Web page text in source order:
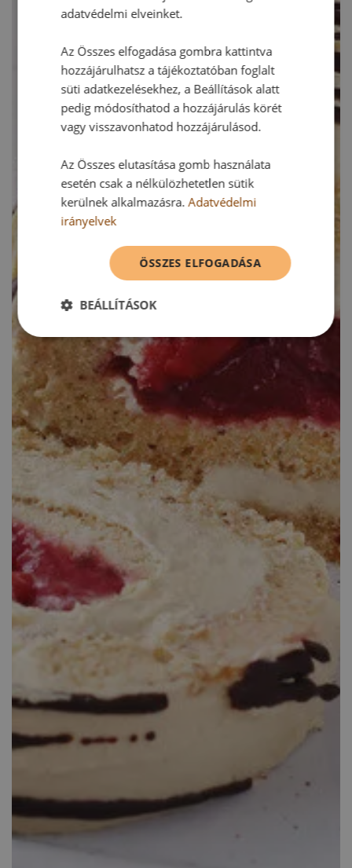
adatvédelmi elveinket.
Az Összes elfogadása gombra kattintva
hozzájárulhatsz a tájékoztatóban foglalt
süti adatkezelésekhez, a Beállítások alatt
pedig módosíthatod a hozzájárulás körét
vagy visszavonhatod hozzájárulásod.
Az Összes elutasítása gomb használata
esetén csak a nélkülözhetetlen sütik
kerülnek alkalmazásra.Adatvédelmi
irányelvek
ÖSSZES ELFOGADÁSA
BEÁLLÍTÁSOK